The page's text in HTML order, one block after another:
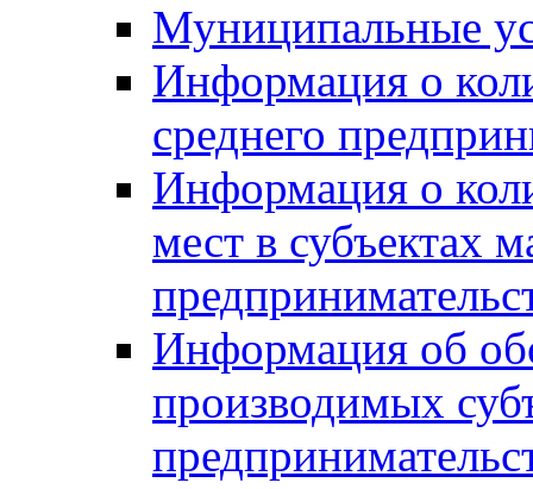
Муниципальные
Информация о
среднего
Информация о
мест в субъектах
Информация об
производимых